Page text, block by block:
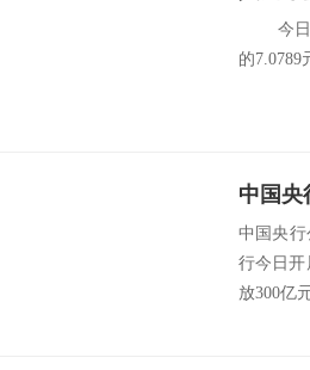
今日人
的7.0789
中国央
中国央行
行今日开
放300亿